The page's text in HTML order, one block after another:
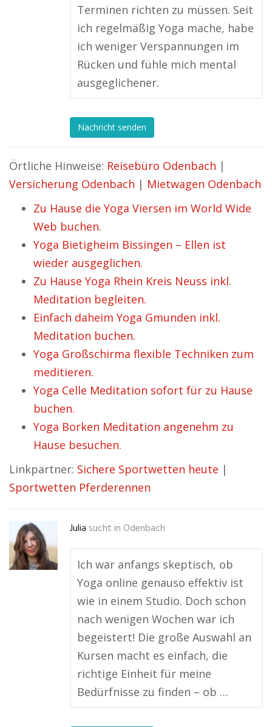
Terminen richten zu müssen. Seit
ich regelmäßig Yoga mache, habe
ich weniger Verspannungen im
Rücken und fühle mich mental
ausgeglichener.
Nachricht senden
Örtliche Hinweise: Reisebüro Odenbach |
Versicherung Odenbach | Mietwagen Odenbach
Zu Hause die Yoga Viersen im World Wide
Web buchen.
Yoga Bietigheim Bissingen – Ellen ist
wieder ausgeglichen.
Zu Hause Yoga Rhein Kreis Neuss inkl.
Meditation begleiten.
Einfach daheim Yoga Gmunden inkl.
Meditation buchen.
Yoga Großschirma flexible Techniken zum
meditieren.
Yoga Celle Meditation sofort für zu Hause
buchen.
Yoga Borken Meditation angenehm zu
Hause besuchen.
Linkpartner: Sichere Sportwetten heute |
Sportwetten Pferderennen
Julia sucht in Odenbach
Ich war anfangs skeptisch, ob
Yoga online genauso effektiv ist
wie in einem Studio. Doch schon
nach wenigen Wochen war ich
begeistert! Die große Auswahl an
Kursen macht es einfach, die
richtige Einheit für meine
Bedürfnisse zu finden – ob …